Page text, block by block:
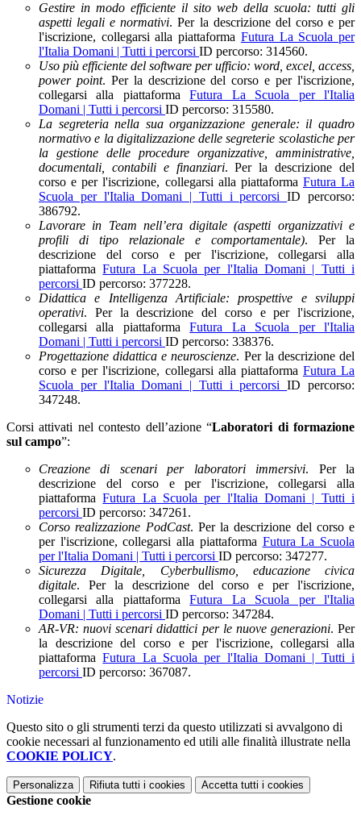
Gestire in modo efficiente il sito web della scuola: tutti gli
aspetti legali e normativi. Per la descrizione del corso e per
l'iscrizione, collegarsi alla piattaforma Futura La Scuola per
l'Italia Domani | Tutti i percorsi ID percorso: 314560.
Uso più efficiente del software per ufficio: word, excel, access,
power point. Per la descrizione del corso e per l'iscrizione,
collegarsi alla piattaformaFutura La Scuola per l'Italia
Domani | Tutti i percorsi ID percorso: 315580.
La segreteria nella sua organizzazione generale: il quadro
normativo e la digitalizzazione delle segreterie scolastiche per
la gestione delle procedure organizzative, amministrative,
documentali, contabili e finanziari. Per la descrizione del
corso e per l'iscrizione, collegarsi alla piattaforma Futura La
Scuola per l'Italia Domani | Tutti i percorsiID percorso:
386792.
Lavorare in Team nell’era digitale (aspetti organizzativi e
profili di tipo relazionale e comportamentale). Per la
descrizione del corso e per l'iscrizione, collegarsi alla
piattaformaFutura La Scuola per l'Italia Domani | Tutti i
percorsi ID percorso: 377228.
Didattica e Intelligenza Artificiale: prospettive e sviluppi
operativi. Per la descrizione del corso e per l'iscrizione,
collegarsi alla piattaformaFutura La Scuola per l'Italia
Domani | Tutti i percorsi ID percorso: 338376.
Progettazione didattica e neuroscienze. Per la descrizione del
corso e per l'iscrizione, collegarsi alla piattaforma Futura La
Scuola per l'Italia Domani | Tutti i percorsiID percorso:
347248.
Corsi attivati nel contesto dell’azione “Laboratori di formazione
sul campo”:
Creazione di scenari per laboratori immersivi. Per la
descrizione del corso e per l'iscrizione, collegarsi alla
piattaformaFutura La Scuola per l'Italia Domani | Tutti i
percorsi ID percorso: 347261 .
Corso realizzazione PodCast. Per la descrizione del corso e
per l'iscrizione, collegarsi alla piattaforma Futura La Scuola
per l'Italia Domani | Tutti i percorsi ID percorso: 347277.
Sicurezza Digitale, Cyberbullismo, educazione civica
digitale. Per la descrizione del corso e per l'iscrizione,
collegarsi alla piattaformaFutura La Scuola per l'Italia
Domani | Tutti i percorsi ID percorso: 347284.
AR-VR: nuovi scenari didattici per le nuove generazioni. Per
la descrizione del corso e per l'iscrizione, collegarsi alla
piattaformaFutura La Scuola per l'Italia Domani | Tutti i
percorsi ID percorso: 367087.
Notizie
Questo sito o gli strumenti terzi da questo utilizzati si avvalgono di
cookie necessari al funzionamento ed utili alle finalità illustrate nella
COOKIE POLICY.
Personalizza Rifiuta tutti i cookies Accetta tutti i cookies
Gestione cookie